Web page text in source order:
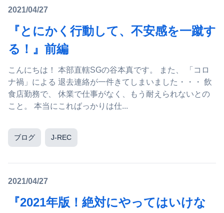
2021/04/27
『とにかく行動して、不安感を一蹴す
る！』前編
こんにちは！ 本部直轄SGの谷本真です。 また、 「コロ
ナ禍」による 退去連絡が一件きてしまいました・・・ 飲
食店勤務で、 休業で仕事がなく、もう耐えられないとの
こと。 本当にこればっかりは仕...
ブログ J-REC
2021/04/27
『2021年版！絶対にやってはいけな